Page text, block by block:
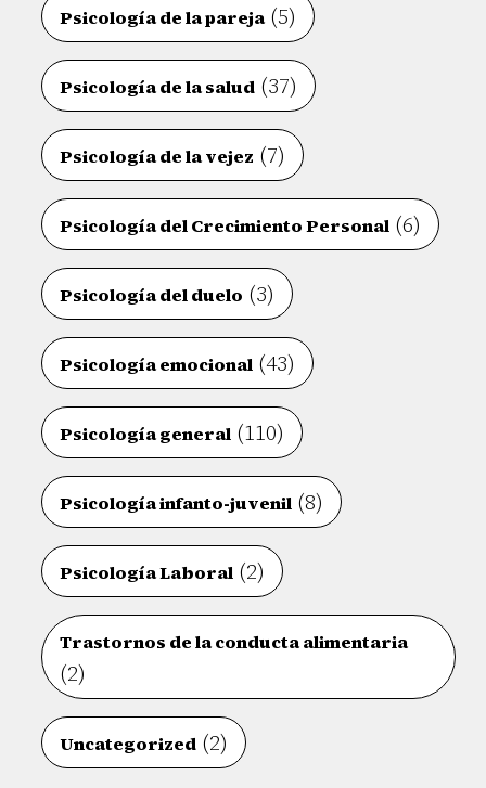
Psicología de la pareja(5)
Psicología de la salud (37)
Psicología de la vejez (7)
Psicología del Crecimiento Personal (6)
Psicología del duelo (3)
Psicología emocional (43)
Psicología general (110)
Psicología infanto-juvenil (8)
Psicología Laboral (2)
Trastornos de la conducta alimentaria
(2)
Uncategorized (2)